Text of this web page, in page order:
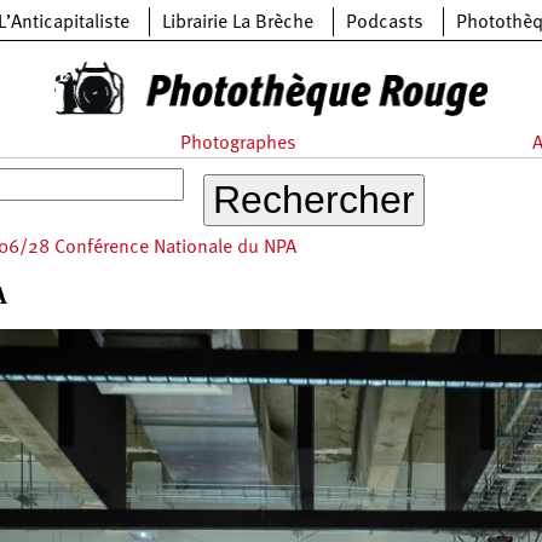
Librairie La Brèche Podcasts
Photographes
28 Conférence Nationale du NPA